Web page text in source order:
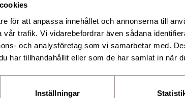
för att anpassa innehållet och annonserna till
trafik. Vi vidarebefordrar även sådana
och analysföretag som vi samarbetar med.
har tillhandahållit eller som de har samlat in när
Inställningar
Butylene Glycol, Mica,
Ethylene Brassylate, Coco-
Alcohol, Aluminum
Hydroxide, Tocopheryl
Ascorbate, Tocopherol,
Japonicus Root Extract,
Dimethicone/Vinyl
Acid, Retinyl Palmitate,